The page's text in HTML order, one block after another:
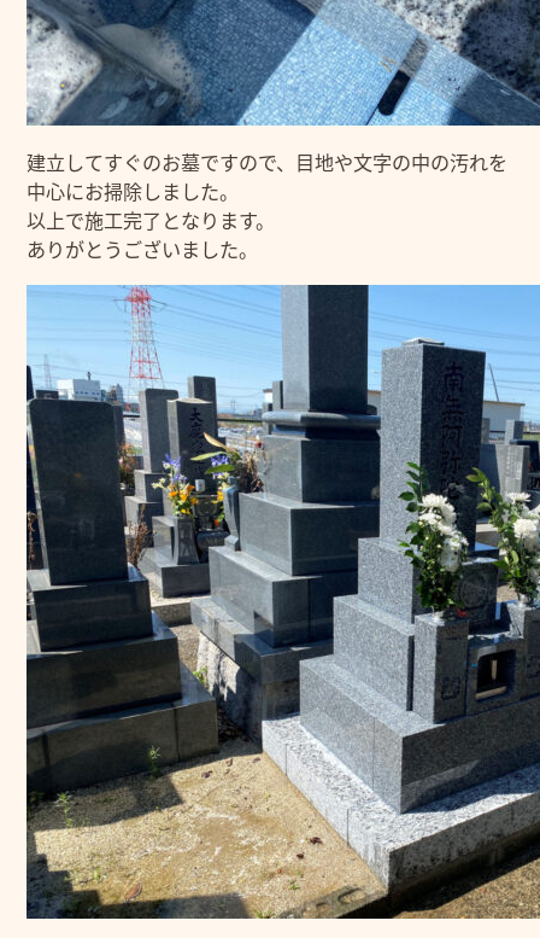
建立してすぐのお墓ですので、目地や文字の中の汚れを
中心にお掃除しました。
以上で施工完了となります。
ありがとうございました。